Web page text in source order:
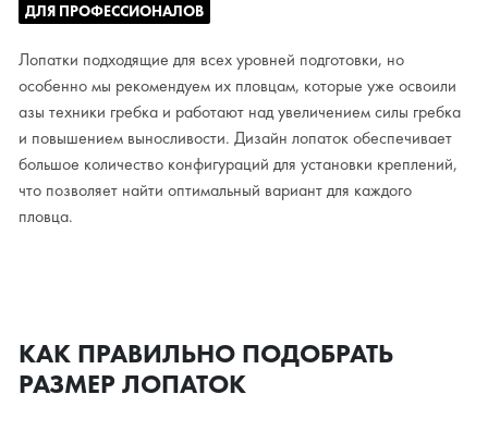
ДЛЯ ПРОФЕССИОНАЛОВ
Лопатки подходящие для всех уровней подготовки, но
особенно мы рекомендуем их пловцам, которые уже освоили
азы техники гребка и работают над увеличением силы гребка
и повышением выносливости. Дизайн лопаток обеспечивает
большое количество конфигураций для установки креплений,
что позволяет найти оптимальный вариант для каждого
пловца.
КАК ПРАВИЛЬНО ПОДОБРАТЬ
РАЗМЕР ЛОПАТОК